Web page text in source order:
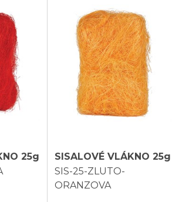
25g
SISALOVÉ VLÁKNO 25g
SIS-25-ZLUTO-
ORANZOVA